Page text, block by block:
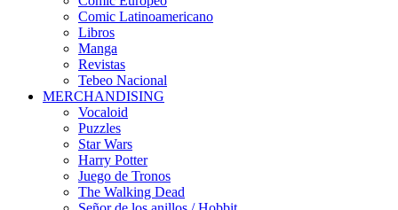
Comic Latinoamericano
Libros
Manga
Revistas
Tebeo Nacional
MERCHANDISING
Vocaloid
Puzzles
Star Wars
Harry Potter
Juego de Tronos
The Walking Dead